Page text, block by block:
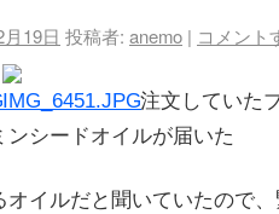
19日 投稿者: anemo | コメント
注文していた
ンシードオイルが届いた
オイルだと聞いていたので